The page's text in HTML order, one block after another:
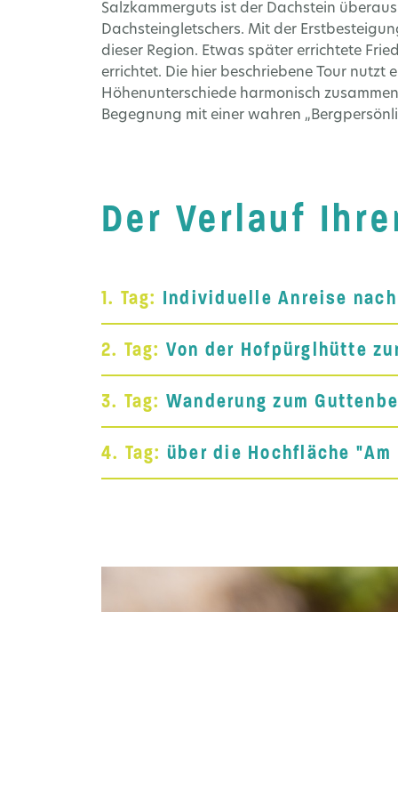
Salzkammerguts ist der Dachstein
Dachsteingletschers. Mit der
dieser Region. Etwas später errichtete
errichtet. Die hier beschriebene Tour
Höhenunterschiede harmonisch
Begegnung mit einer wahren
Der Verlauf
1. Tag: Individuelle Anreise
2. Tag: Von der Hofpürglhütte
3. Tag: Wanderung zum
4. Tag: über die Hochfläche